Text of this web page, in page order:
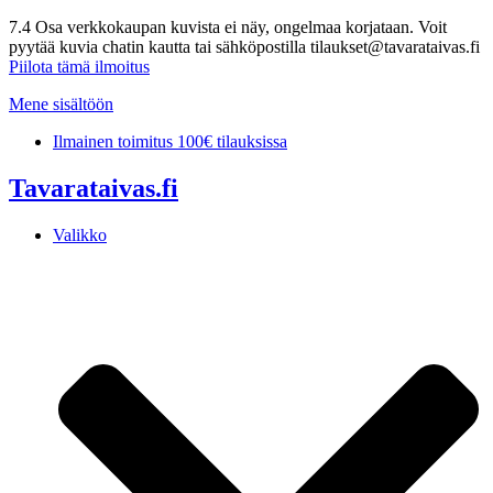
7.4 Osa verkkokaupan kuvista ei näy, ongelmaa korjataan. Voit
pyytää kuvia chatin kautta tai sähköpostilla tilaukset@tavarataivas.fi
Piilota tämä ilmoitus
Mene sisältöön
Ilmainen toimitus 100€ tilauksissa
Tavarataivas.fi
Valikko